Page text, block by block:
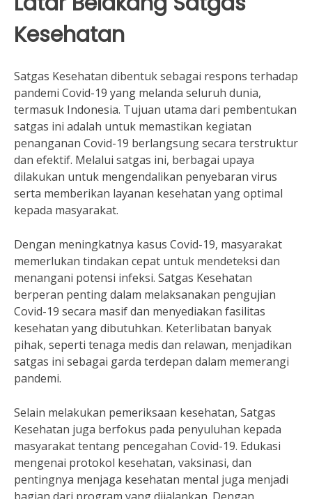
Kesehatan
Satgas Kesehatan dibentuk sebagai respons terhadap
pandemi Covid-19 yang melanda seluruh dunia,
termasuk Indonesia. Tujuan utama dari pembentukan
satgas ini adalah untuk memastikan kegiatan
penanganan Covid-19 berlangsung secara terstruktur
dan efektif. Melalui satgas ini, berbagai upaya
dilakukan untuk mengendalikan penyebaran virus
serta memberikan layanan kesehatan yang optimal
kepada masyarakat.
Dengan meningkatnya kasus Covid-19, masyarakat
memerlukan tindakan cepat untuk mendeteksi dan
menangani potensi infeksi. Satgas Kesehatan
berperan penting dalam melaksanakan pengujian
Covid-19 secara masif dan menyediakan fasilitas
kesehatan yang dibutuhkan. Keterlibatan banyak
pihak, seperti tenaga medis dan relawan, menjadikan
satgas ini sebagai garda terdepan dalam memerangi
pandemi.
Selain melakukan pemeriksaan kesehatan, Satgas
Kesehatan juga berfokus pada penyuluhan kepada
masyarakat tentang pencegahan Covid-19. Edukasi
mengenai protokol kesehatan, vaksinasi, dan
pentingnya menjaga kesehatan mental juga menjadi